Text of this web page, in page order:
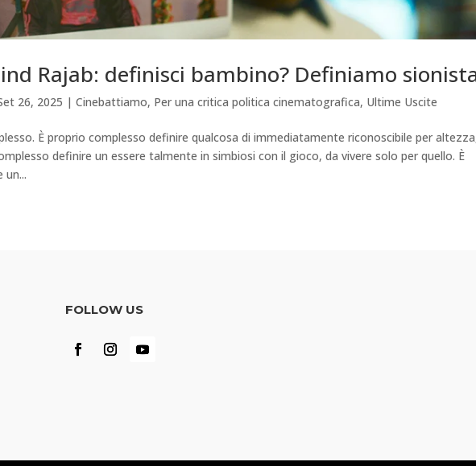
Rajab: definisci bambino? Definiamo
26, 2025 |Cinebattiamo, Per una critica politica cinematografica, Ultime Uscite
È proprio complesso definire qualcosa di immediatamente riconoscibile per
definire un essere talmente in simbiosi con il gioco, da vivere solo per quello. È
un...
FOLLOW US